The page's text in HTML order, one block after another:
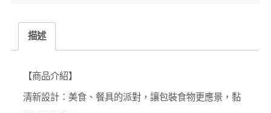
描述
【商品介紹】
清新設計：美食、餐具的派對，讓包裝食物更應景，黏